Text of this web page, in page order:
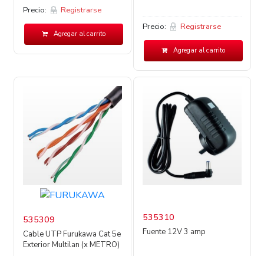
Precio: Registrarse
Agregar al carrito
Precio: Registrarse
Agregar al carrito
535309
Cable UTP Furukawa Cat 5e
Exterior Multilan (x METRO)
535310
Fuente 12V 3 amp